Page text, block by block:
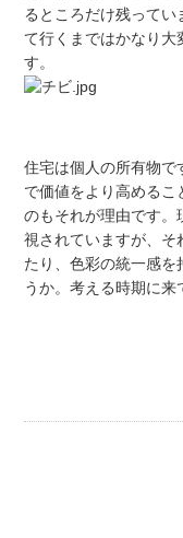
るところだけ残ってい
て行くまではかなり
す。
住宅は個人の所有物で
で価値をより高める
のもそれが理由です。
視されていますが、そ
たり、色彩の統一感を
うか。考える時期に来